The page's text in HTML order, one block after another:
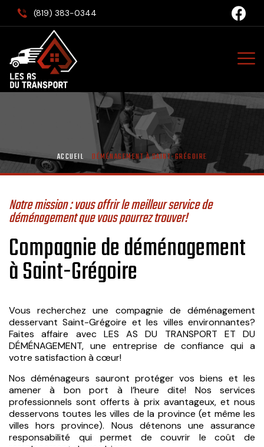
(819) 383-0344
ACCUEIL DÉMÉNAGEMENT À SAINT-GRÉGOIRE
Notre mission : vous offrir le meilleur service de
déménagement que vous pourrez trouver!
Compagnie de déménagement
à Saint-Grégoire
Vous recherchez une compagnie de déménagement
desservant Saint-Grégoire et les villes environnantes?
Faites affaire avec LES AS DU TRANSPORT ET DU
DÉMÉNAGEMENT, une entreprise de confiance qui a
votre satisfaction à cœur!
Nos déménageurs sauront protéger vos biens et les
amener à bon port à l’heure dite! Nos services
professionnels sont offerts à prix avantageux, et nous
desservons toutes les villes de la province (et même les
villes hors province). Nous détenons une assurance
responsabilité qui permet de couvrir le coût de